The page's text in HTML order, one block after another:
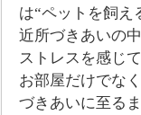
は“ペットを飼え
近所づきあいの
ストレスを感じ
お部屋だけでな
づきあいに至る